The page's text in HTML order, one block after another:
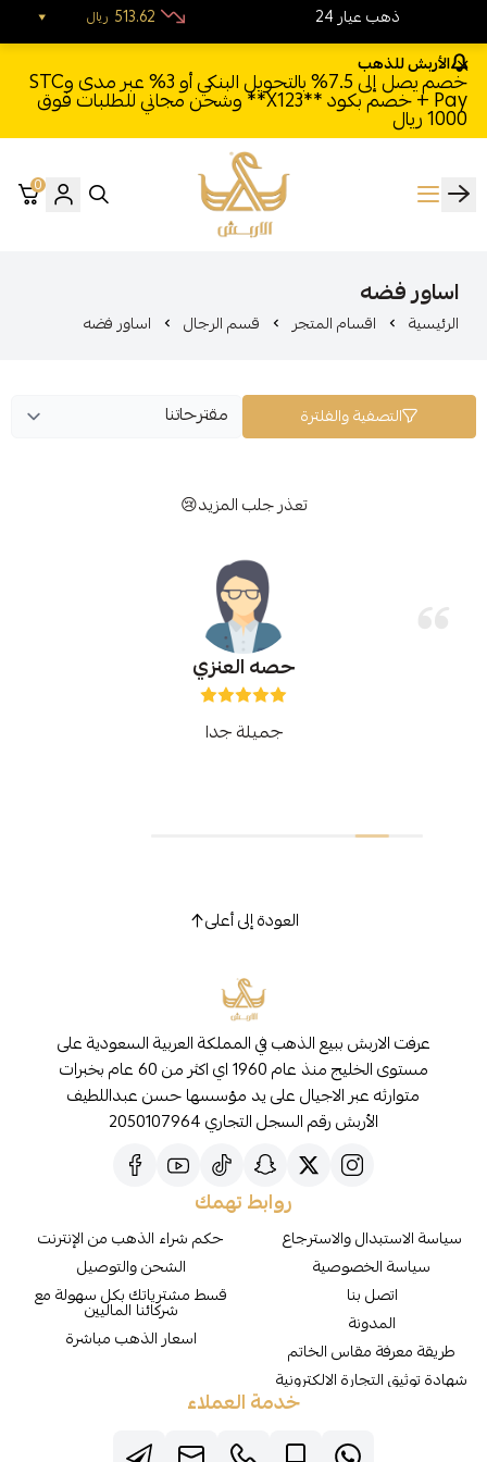
الأربش للذهب
خصم يصل إلى 7.5% بالتحويل البنكي أو 3% عبر مدى وSTC
Pay + خصم بكود **X123** وشحن مجاني للطلبات فوق
1000 ريال
الأربش للذهب
0
اساور فضه
الرئيسية اقسام المتجر قسم الرجال اساور فضه
التصفية والفلترة
تعذر جلب المزيد😢
حصه العنزي
جميلة جدا
العودة إلى أعلى
عرفت الاربش ببيع الذهب في المملكة العربية السعودية على
مستوى الخليج منذ عام 1960 اي اكثر من 60 عام بخبرات
متوارثه عبر الاجيال على يد مؤسسها حسن عبداللطيف
الأربش رقم السجل التجاري 2050107964
روابط تهمك
سياسة الاستبدال والاسترجاع
سياسة الخصوصية
اتصل بنا
المدونة
طريقة معرفة مقاس الخاتم
شهادة توثيق التجارة الالكترونية
حكم شراء الذهب من الإنترنت
الشحن والتوصيل
قسط مشترياتك بكل سهولة مع
شركائنا الماليين
اسعار الذهب مباشرة
خدمة العملاء
24 ذهب عيار ريال 513.62